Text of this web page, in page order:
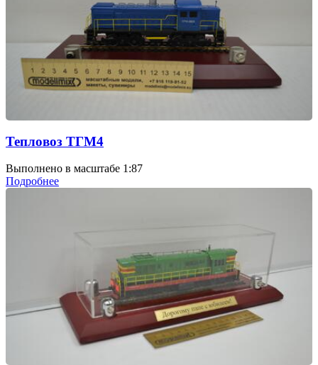
Тепловоз ТГМ4
Выполнено в масштабе 1:87
Подробнее